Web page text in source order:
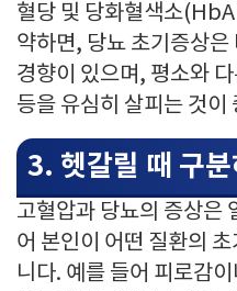
혈당 및 당화혈색소
약하면, 당뇨 초기증상
경향이 있으며, 평소와
등을 유심히 살피는 것이
3. 헷갈릴 때 구분
고혈압과 당뇨의 증상은
어 본인이 어떤 질환의
니다. 예를 들어 피로감